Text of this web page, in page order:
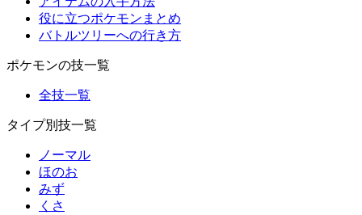
役に立つポケモンまとめ
バトルツリーへの行き方
ポケモンの技一覧
全技一覧
タイプ別技一覧
ノーマル
ほのお
みず
くさ